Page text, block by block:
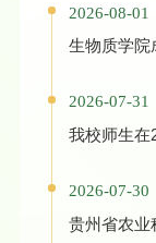
2026-08-01
生物质学院
2026-07-31
我校师生在
2026-07-30
贵州省农业